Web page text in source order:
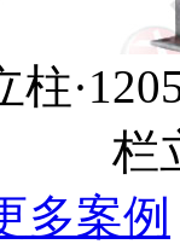
柱
栏
多案例